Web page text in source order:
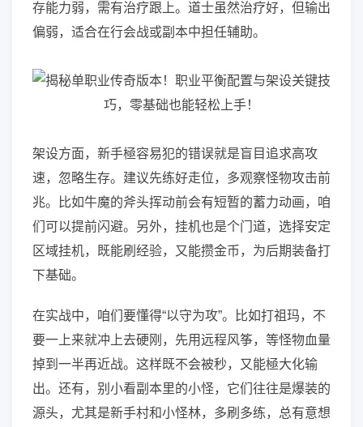
存能力弱，需有治疗跟上。道士虽然治疗好，但输出
偏弱，适合在行会战或副本中担任辅助。
架设方面，新手極容易犯的错误就是盲目追求高攻
速，忽略生存。建议先练好走位，多观察怪物攻击前
兆。比如牛魔的斧头挥动前会有短暂的蓄力动画，咱
们可以提前闪避。另外，挂机也是个门道，选择安定
区域挂机，既能刷经验，又能攒金币，为后期装备打
下基础。
在实战中，咱们要懂得“以守为攻”。比如打祖玛，不
要一上来就冲上去硬刚，先用远程风筝，等怪物血量
掉到一半再近战。这样既不会被秒，又能極大化输
出。还有，别小看副本里的小怪，它们往往是爆装的
源头，尤其是新手村和小怪林，多刷多练，总有意想